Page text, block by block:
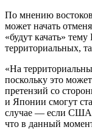
По мнению
может начать
«будут качать»
территориальных,
«На
поскольку это
претензий со
и Японии смогут
случае — если США
что в данный